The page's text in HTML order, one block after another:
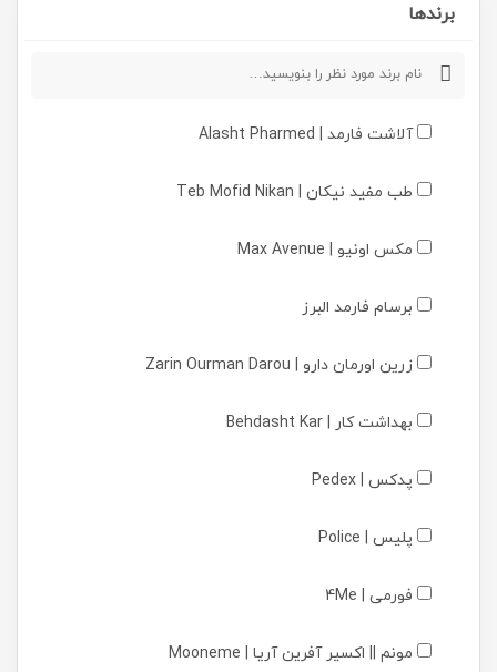
برندها
آلاشت فارمد | Alasht Pharmed
طب مفید نیکان | Teb Mofid Nikan
مکس اونیو | Max Avenue
برسام فارمد البرز
زرین اورمان دارو | Zarin Ourman Darou
بهداشت کار | Behdasht Kar
پدکس | Pedex
پلیس | Police
فورمی | 4Me
مونم || اکسیر آفرین آریا | Mooneme